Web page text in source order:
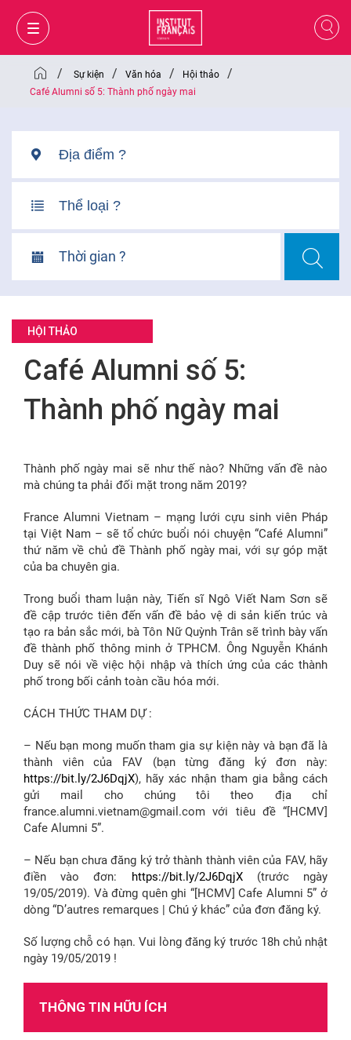
GIỎ HÀNG ĐĂNG NHẬP
/ Sự kiện / Văn hóa / Hội thảo /
Café Alumni số 5: Thành phố ngày mai
Thời gian ?
HỘI THẢO
Café Alumni số 5:
Thành phố ngày mai
Thành phố ngày mai sẽ như thế nào? Những vấn đề nào
mà chúng ta phải đối mặt trong năm 2019?
France Alumni Vietnam – mạng lưới cựu sinh viên Pháp
tại Việt Nam – sẽ tổ chức buổi nói chuyện “Café Alumni”
thứ năm về chủ đề Thành phố ngày mai, với sự góp mặt
của ba chuyên gia.
Trong buổi tham luận này, Tiến sĩ Ngô Viết Nam Sơn sẽ
đề cập trước tiên đến vấn đề bảo vệ di sản kiến trúc và
tạo ra bản sắc mới, bà Tôn Nữ Quỳnh Trân sẽ trình bày vấn
đề thành phố thông minh ở TPHCM. Ông Nguyễn Khánh
Duy sẽ nói về việc hội nhập và thích ứng của các thành
phố trong bối cảnh toàn cầu hóa mới.
CÁCH THỨC THAM DỰ :
– Nếu bạn mong muốn tham gia sự kiện này và bạn đã là
thành viên của FAV (bạn từng đăng ký đơn này:
https://bit.ly/2J6DqjX), hãy xác nhận tham gia bằng cách
gửi mail cho chúng tôi theo địa chỉ
france.alumni.vietnam@gmail.com với tiêu đề “[HCMV]
Cafe Alumni 5”.
– Nếu bạn chưa đăng ký trở thành thành viên của FAV, hãy
điền vào đơn: https://bit.ly/2J6DqjX(trước ngày
19/05/2019). Và đừng quên ghi “[HCMV] Cafe Alumni 5” ở
dòng “D’autres remarques | Chú ý khác” của đơn đăng ký.
Số lượng chỗ có hạn. Vui lòng đăng ký trước 18h chủ nhật
ngày 19/05/2019 !
THÔNG TIN HỮU ÍCH